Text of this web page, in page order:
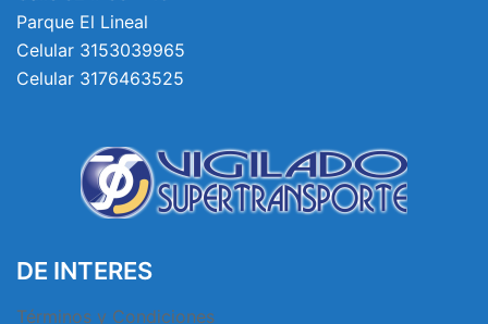
Parque El Lineal
Celular 3153039965
Celular 3176463525
DE INTERES
Términos y Condiciones